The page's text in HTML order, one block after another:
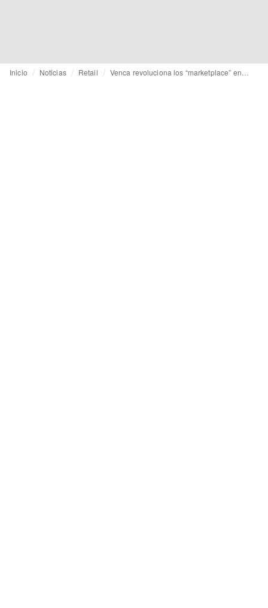
Inicio Noticias Retail